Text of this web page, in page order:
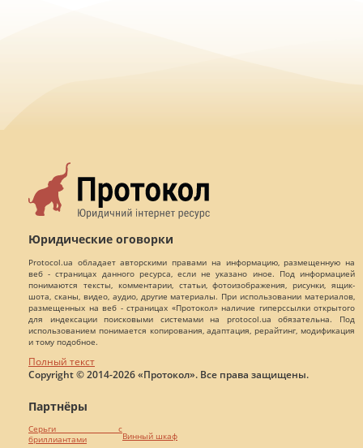
Юридические оговорки
Protocol.ua обладает авторскими правами на информацию, размещенную на
веб - страницах данного ресурса, если не указано иное. Под информацией
понимаются тексты, комментарии, статьи, фотоизображения, рисунки, ящик-
шота, сканы, видео, аудио, другие материалы. При использовании материалов,
размещенных на веб - страницах «Протокол» наличие гиперссылки открытого
для индексации поисковыми системами на protocol.ua обязательна. Под
использованием понимается копирования, адаптация, рерайтинг, модификация
и тому подобное.
Полный текст
Copyright © 2014-2026 «Протокол». Все права защищены.
Партнёры
Серьги с
бриллиантами
Винный шкаф